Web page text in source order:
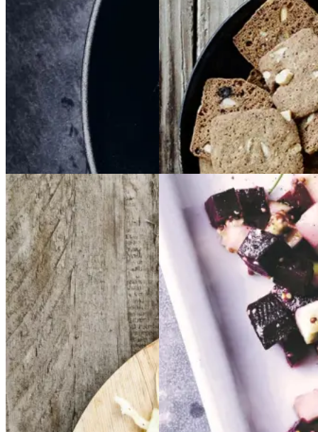
Gem opskrift
Dansk mad
Vintermad
Aftensmad
Gem opskrift
FrikadellerFrikadell
er medmed
smørspidskål,smørsp
idskål,
kartoflerkartofler
ogog
sennepsdressingsenn
epsdressing
Sylte Sylte
Gem opskrift
Dansk mad